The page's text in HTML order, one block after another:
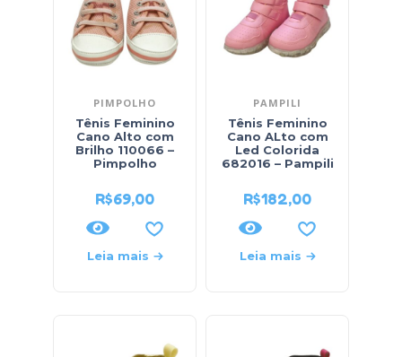
PIMPOLHO
Tênis Feminino
Cano Alto com
Brilho 110066 –
Pimpolho
R$69,00
Leia mais
PAMPILI
Tênis Feminino
Cano ALto com
Led Colorida
682016 – Pampili
R$182,00
Leia mais